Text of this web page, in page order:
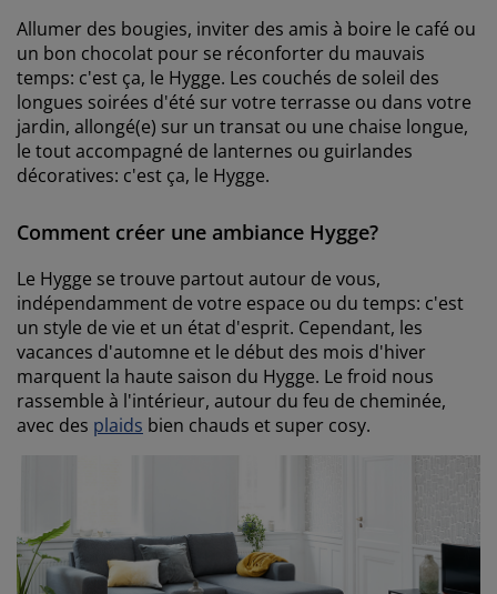
Allumer des bougies, inviter des amis à boire le café ou
un bon chocolat pour se réconforter du mauvais
temps: c'est ça, le Hygge. Les couchés de soleil des
longues soirées d'été sur votre terrasse ou dans votre
jardin, allongé(e) sur un transat ou une chaise longue,
le tout accompagné de lanternes ou guirlandes
décoratives: c'est ça, le Hygge.
Comment créer une ambiance Hygge?
Le Hygge se trouve partout autour de vous,
indépendamment de votre espace ou du temps: c'est
un style de vie et un état d'esprit. Cependant, les
vacances d'automne et le début des mois d'hiver
marquent la haute saison du Hygge. Le froid nous
rassemble à l'intérieur, autour du feu de cheminée,
avec des plaids bien chauds et super cosy.